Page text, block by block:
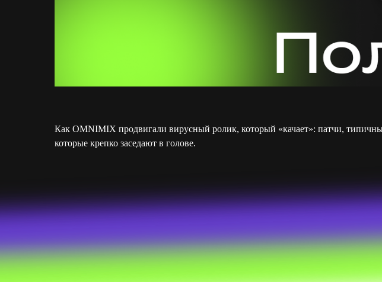
Как OMNIMIX продвигали вирусный ролик, который «качает»: патчи,
которые крепко заседают в голове.